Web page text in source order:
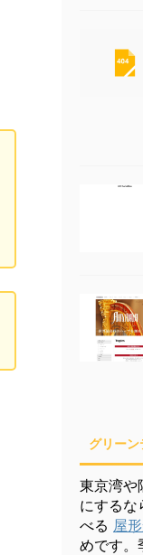
グリーン
東京湾や
にするな
べる 屋
めです。